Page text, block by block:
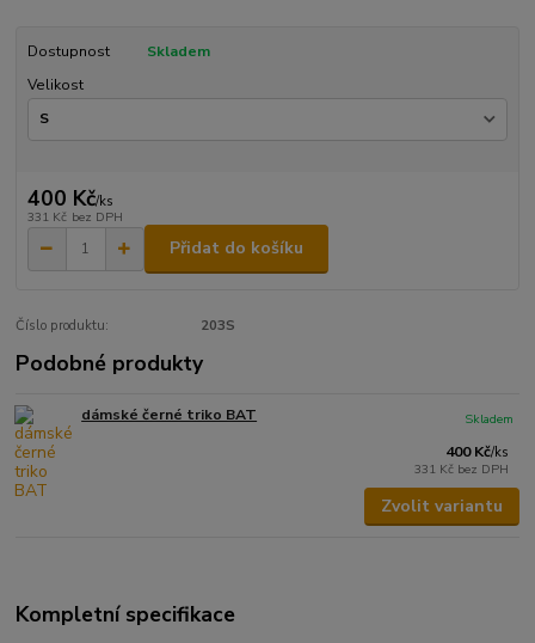
Dostupnost
Skladem
Velikost
400 Kč/ks
331 Kč bez DPH
Přidat do košíku
Číslo produktu: 203S
Podobné produkty
dámské černé triko BAT
400 Kč/ks
331 Kč bez DPH
Skladem
Zvolit variantu
Kompletní specifikace